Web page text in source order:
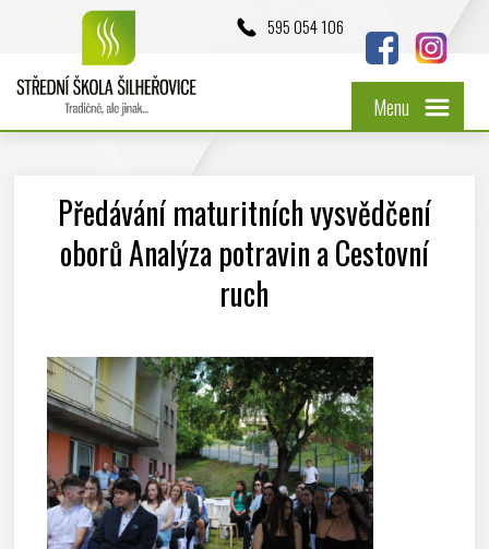
595 054 106
Menu
Předávání maturitních vysvědčení
oborů Analýza potravin a Cestovní
ruch